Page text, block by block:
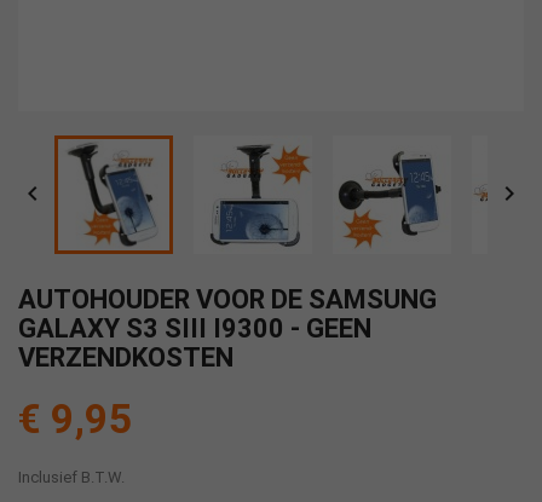
 
AUTOHOUDER VOOR DE SAMSUNG
GALAXY S3 SIII I9300 - GEEN
VERZENDKOSTEN
€ 9,95
Inclusief B.T.W.